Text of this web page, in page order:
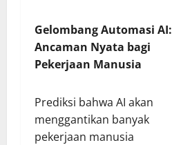
Gelombang Automasi AI:
Ancaman Nyata bagi
Pekerjaan Manusia
Prediksi bahwa AI akan
menggantikan banyak
pekerjaan manusia